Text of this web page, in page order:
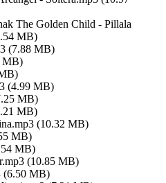
The Golden Child - Pillala
MB)
(7.88 MB)
MB)
(4.99 MB)
MB)
MB)
(10.32 MB)
MB)
MB)
(10.85 MB)
(6.50 MB)